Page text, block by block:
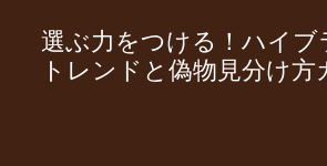
選ぶ力をつける！ハイブ
トレンドと偽物見分け方